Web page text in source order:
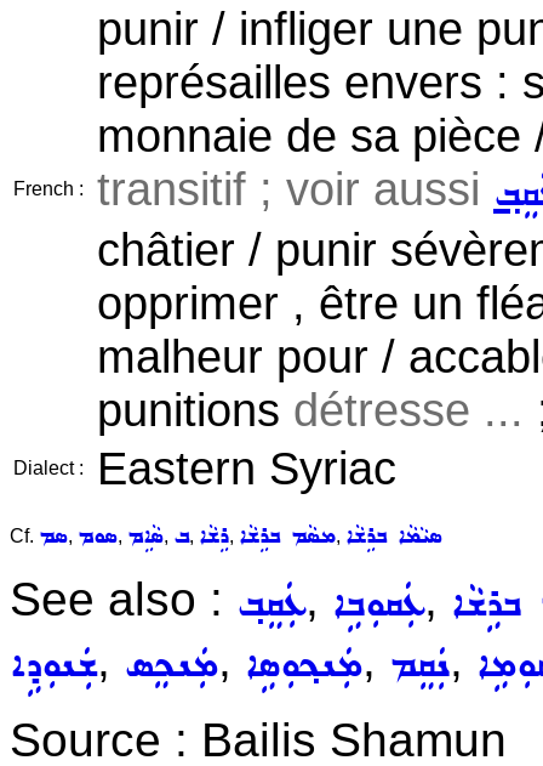
French :
punir / infliger une
représailles envers :
monnaie de sa
transitif ; voir aussi
châtier / punir
opprimer , être un
malheur pour /
punitions détresse ...
Dialect : Eastern Syriac
Cf. ܣܡ, ܣܘܡ, ܣܵܐܹܡ, ܒ, ܪܹܫܵܐ, ܡܣܵܡ ܒܪܹܫܵܐ, ܣܝܵܡܵܐ ܒܪܹܫܵܐ
See also : ܥܲܩܸܒ݂, ܥܲܩܘܼܒܹܐ,
ܫܲܢܘܼܕܹܐ, ܡܲܢܟܸܣ, ܡܲܢܟ݂ܘܼܣܹܐ, ܢܲܩܸܡ,
Source : Bailis Shamun